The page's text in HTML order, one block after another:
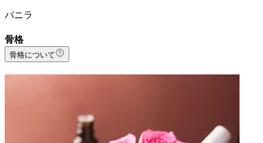
バニラ
骨格
骨格について